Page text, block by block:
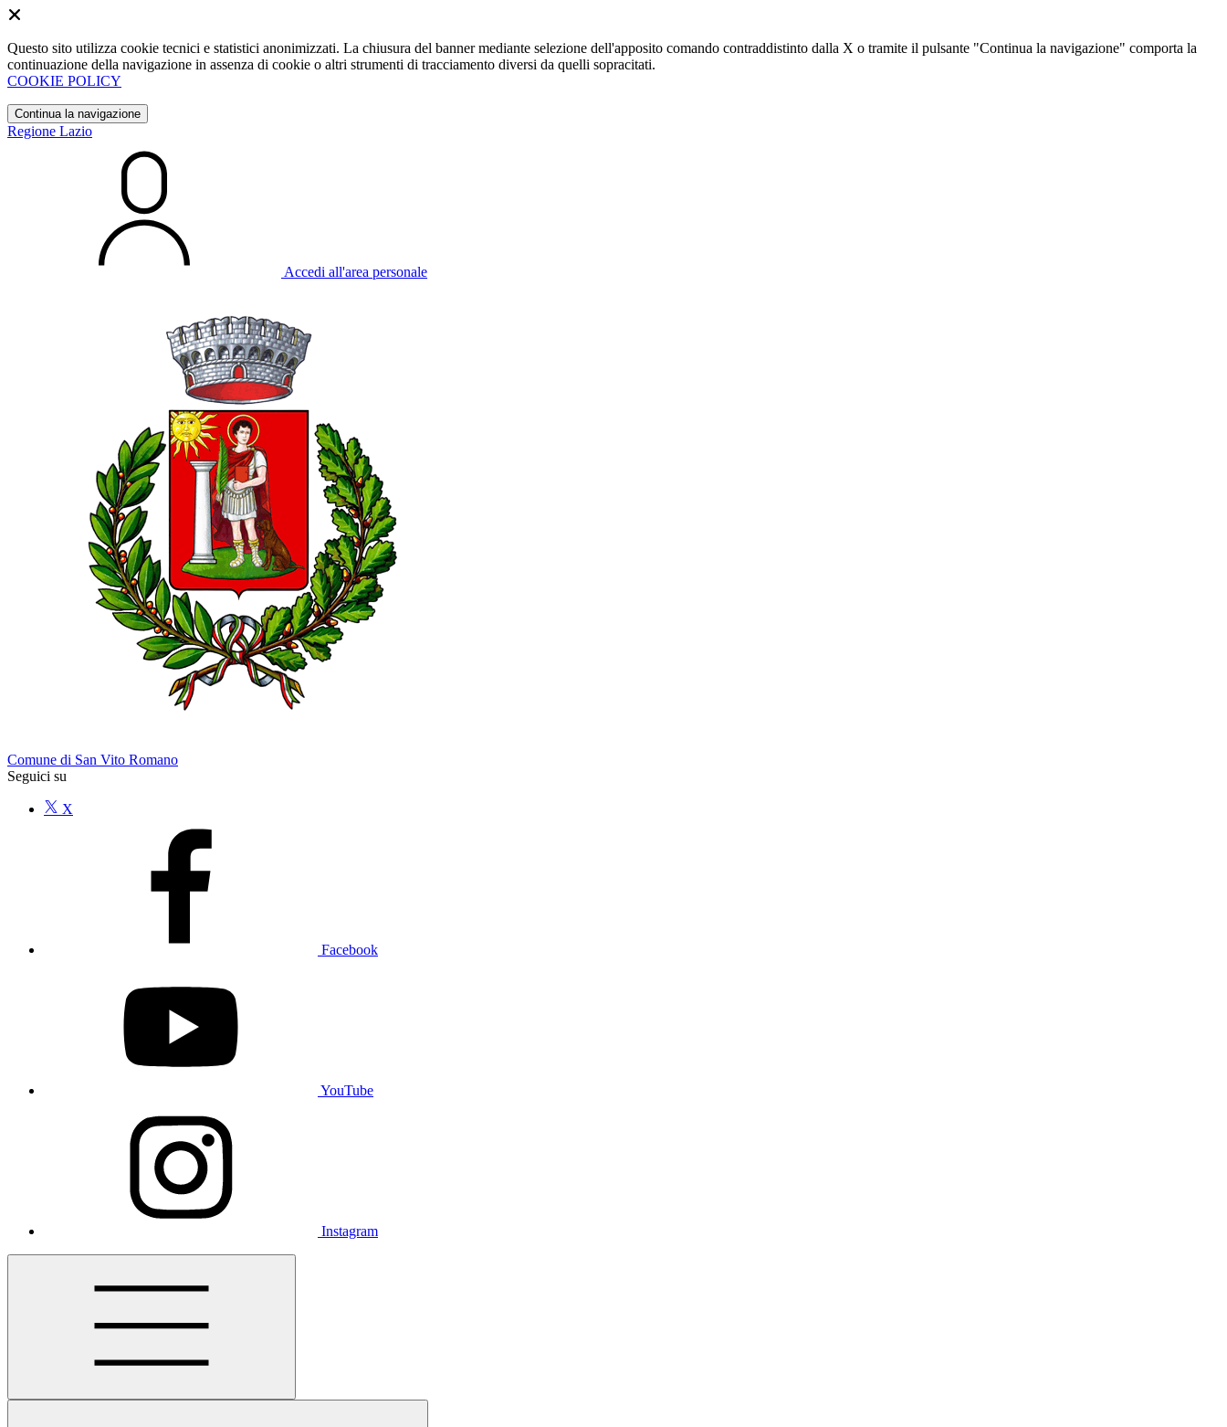
Questo sito utilizza cookie tecnici e statistici anonimizzati. La chiusura del banner mediante selezione dell'apposito comando contraddistinto dalla X o tramite il pulsante "Continua la navigazione" comporta la
continuazione della navigazione in assenza di cookie o altri strumenti di tracciamento diversi da quelli sopracitati.
COOKIE POLICY
Continua la navigazione
Regione Lazio
Accedi all'area personale
Comune di San Vito Romano
Seguici su
X
Facebook
YouTube
Instagram